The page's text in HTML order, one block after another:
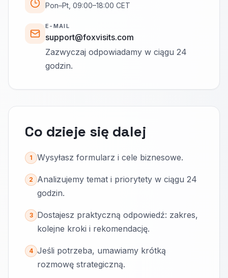
Pon–Pt, 09:00–18:00 CET
E-MAIL
support@foxvisits.com
Zazwyczaj odpowiadamy w ciągu 24
godzin.
Co dzieje się dalej
1 Wysyłasz formularz i cele biznesowe.
2
Analizujemy temat i priorytety w ciągu 24
godzin.
3
Dostajesz praktyczną odpowiedź: zakres,
kolejne kroki i rekomendację.
4 Jeśli potrzeba, umawiamy krótką
rozmowę strategiczną.